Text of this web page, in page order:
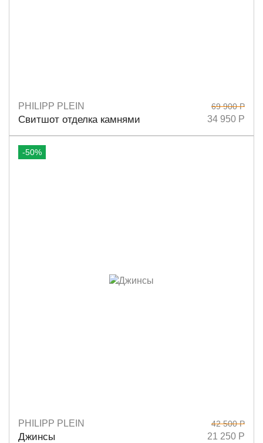
Размеры
PHILIPP PLEIN
Свитшот отделка камнями
69 900 Р
34 950 Р
-50%
Размеры
PHILIPP PLEIN
Джинсы
42 500 Р
21 250 Р